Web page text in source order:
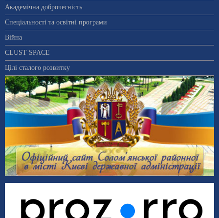
Академічна доброчесність
Спеціальності та освітні програми
Війна
CLUST SPACE
Цілі сталого розвитку